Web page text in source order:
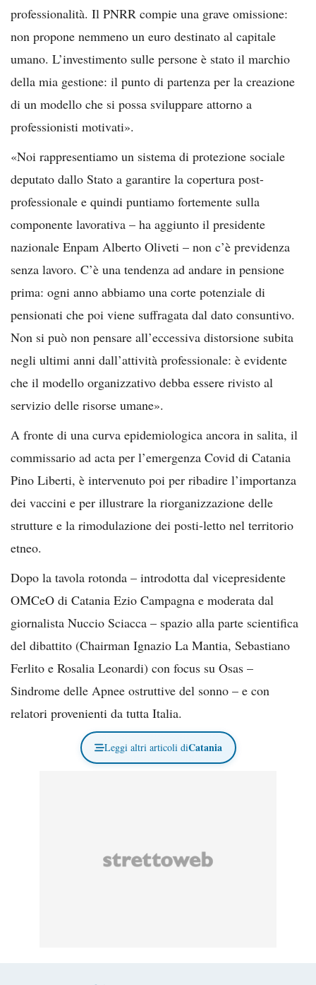
professionalità. Il PNRR compie una grave omissione:
non propone nemmeno un euro destinato al capitale
umano. L’investimento sulle persone è stato il marchio
della mia gestione: il punto di partenza per la creazione
di un modello che si possa sviluppare attorno a
professionisti motivati».
«Noi rappresentiamo un sistema di protezione sociale
deputato dallo Stato a garantire la copertura post-
professionale e quindi puntiamo fortemente sulla
componente lavorativa – ha aggiunto il presidente
nazionale Enpam Alberto Oliveti – non c’è previdenza
senza lavoro. C’è una tendenza ad andare in pensione
prima: ogni anno abbiamo una corte potenziale di
pensionati che poi viene suffragata dal dato consuntivo.
Non si può non pensare all’eccessiva distorsione subita
negli ultimi anni dall’attività professionale: è evidente
che il modello organizzativo debba essere rivisto al
servizio delle risorse umane».
A fronte di una curva epidemiologica ancora in salita, il
commissario ad acta per l’emergenza Covid di Catania
Pino Liberti, è intervenuto poi per ribadire l’importanza
dei vaccini e per illustrare la riorganizzazione delle
strutture e la rimodulazione dei posti-letto nel territorio
etneo.
Dopo la tavola rotonda – introdotta dal vicepresidente
OMCeO di Catania Ezio Campagna e moderata dal
giornalista Nuccio Sciacca – spazio alla parte scientifica
del dibattito (Chairman Ignazio La Mantia, Sebastiano
Ferlito e Rosalia Leonardi) con focus su Osas –
Sindrome delle Apnee ostruttive del sonno – e con
relatori provenienti da tutta Italia.
Leggi altri articoli diCatania